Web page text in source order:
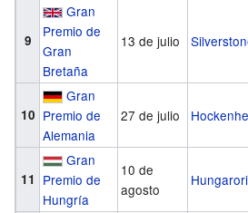
9
Gran
Premio de
Gran
Bretaña
13 de julio
10
Gran
Premio de
Alemania
27 de julio
11
Gran
Premio de
Hungría
10 de
agosto